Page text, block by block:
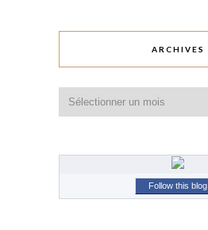
ARCHIVES
Follow this blog